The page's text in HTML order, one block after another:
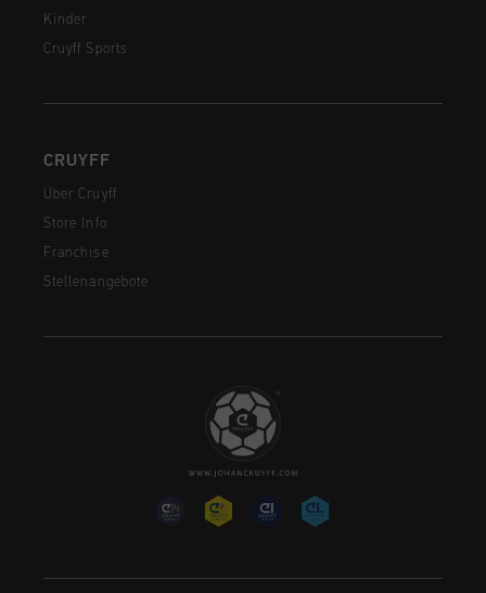
Kinder
Cruyff Sports
CRUYFF
Über Cruyff
Store Info
Franchise
Stellenangebote